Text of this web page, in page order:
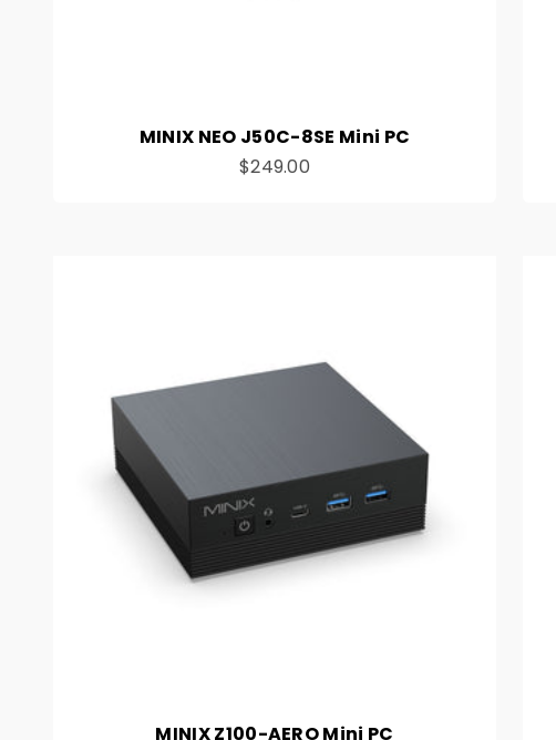
MINIX NEO J50C-8SE Mini PC
Preço de venda
$249.00
MINIX Z100-AERO Mini PC